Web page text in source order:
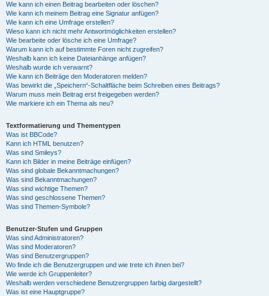
Wie kann ich einen Beitrag bearbeiten oder löschen?
Wie kann ich meinem Beitrag eine Signatur anfügen?
Wie kann ich eine Umfrage erstellen?
Wieso kann ich nicht mehr Antwortmöglichkeiten erstellen?
Wie bearbeite oder lösche ich eine Umfrage?
Warum kann ich auf bestimmte Foren nicht zugreifen?
Weshalb kann ich keine Dateianhänge anfügen?
Weshalb wurde ich verwarnt?
Wie kann ich Beiträge den Moderatoren melden?
Was bewirkt die „Speichern“-Schaltfläche beim Schreiben eines Beitrags?
Warum muss mein Beitrag erst freigegeben werden?
Wie markiere ich ein Thema als neu?
Textformatierung und Thementypen
Was ist BBCode?
Kann ich HTML benutzen?
Was sind Smileys?
Kann ich Bilder in meine Beiträge einfügen?
Was sind globale Bekanntmachungen?
Was sind Bekanntmachungen?
Was sind wichtige Themen?
Was sind geschlossene Themen?
Was sind Themen-Symbole?
Benutzer-Stufen und Gruppen
Was sind Administratoren?
Was sind Moderatoren?
Was sind Benutzergruppen?
Wo finde ich die Benutzergruppen und wie trete ich ihnen bei?
Wie werde ich Gruppenleiter?
Weshalb werden verschiedene Benutzergruppen farbig dargestellt?
Was ist eine Hauptgruppe?